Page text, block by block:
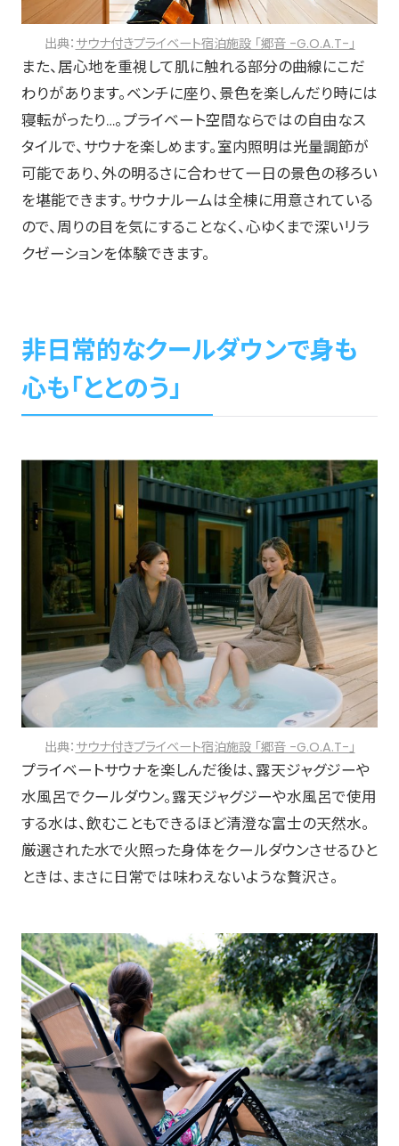
出典： サウナ付きプライベート宿泊施設 「郷音 -G.O.A.T-」
また、居心地を重視して肌に触れる部分の曲線にこだ
わりがあります。ベンチに座り、景色を楽しんだり時には
寝転がったり…。プライベート空間ならではの自由なス
タイルで、サウナを楽しめます。室内照明は光量調節が
可能であり、外の明るさに合わせて一日の景色の移ろい
を堪能できます。サウナルームは全棟に用意されている
ので、周りの目を気にすることなく、心ゆくまで深いリラ
クゼーションを体験できます。
非日常的なクールダウンで身も
心も「ととのう」
出典： サウナ付きプライベート宿泊施設 「郷音 -G.O.A.T-」
プライベートサウナを楽しんだ後は、露天ジャグジーや
水風呂でクールダウン。露天ジャグジーや水風呂で使用
する水は、飲むこともできるほど清澄な富士の天然水。
厳選された水で火照った身体をクールダウンさせるひと
ときは、まさに日常では味わえないような贅沢さ。